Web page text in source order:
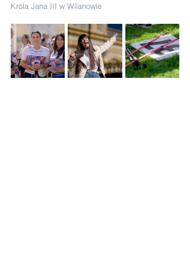
Króla Jana III w Wilanowie